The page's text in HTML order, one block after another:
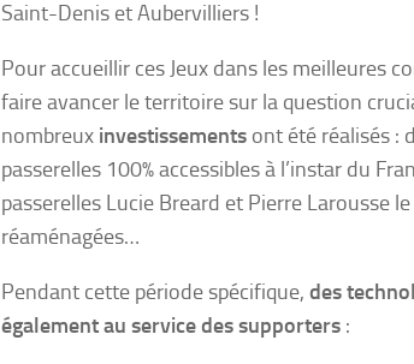
Saint-Denis et Aubervilliers !
Pour accueillir ces Jeux dans les meilleures
faire avancer le territoire sur la question
nombreux investissements ont été réalisés :
passerelles 100% accessibles à l’instar du
passerelles Lucie Breard et Pierre Larousse
réaménagées…
Pendant cette période spécifique, des
également au service des supporters :